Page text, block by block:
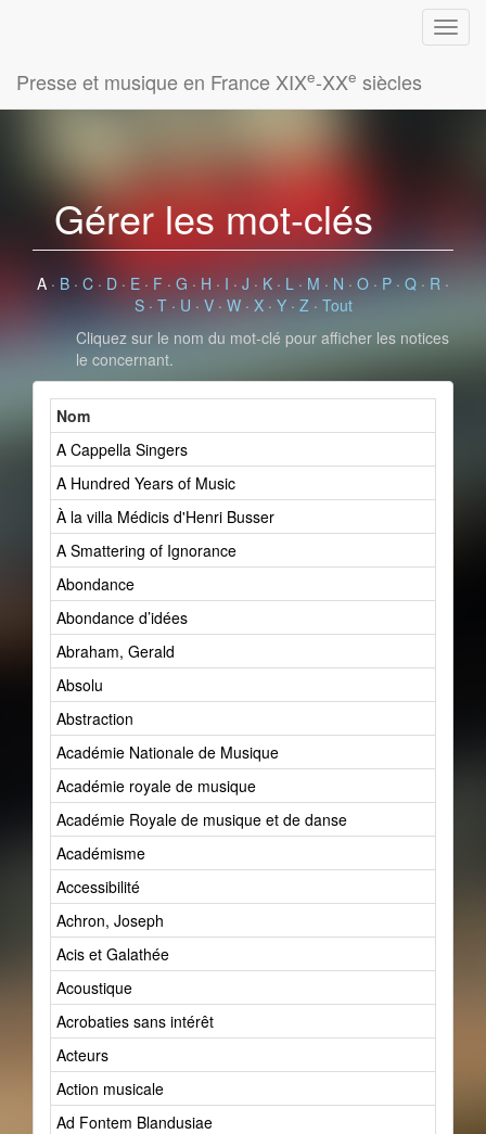
Presse et musique en France XIXe-XXe siècles
Gérer les mot-clés
A · B · C · D · E · F · G · H · I · J · K · L · M · N · O · P · Q · R ·
S· T· U · V· W· X· Y· Z· Tout
Cliquez sur le nom du mot-clé pour afficher les notices
le concernant.
Nom
A Cappella Singers
A Hundred Years of Music
À la villa Médicis d'Henri Busser
A Smattering of Ignorance
Abondance
Abondance d’idées
Abraham, Gerald
Absolu
Abstraction
Académie Nationale de Musique
Académie royale de musique
Académie Royale de musique et de danse
Académisme
Accessibilité
Achron, Joseph
Acis et Galathée
Acoustique
Acrobaties sans intérêt
Acteurs
Action musicale
Ad Fontem Blandusiae